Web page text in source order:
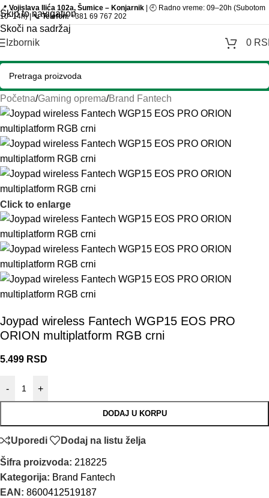
Skip to navigation
Skoči na sadržaj
📍Vojislava Ilića 102a, Šumice – Konjarnik | 🕘 Radno vreme: 09–20h (Subotom
10–14h) | 📞Telefon:+381 69 767 202
Izbornik 0
Početna/Gaming oprema/Brand Fantech
Click to enlarge
Joypad wireless Fantech WGP15 EOS PRO
ORION multiplatform RGB crni
5.499 RSD
- +
DODAJ U KORPU
Uporedi Dodaj na listu želja
Šifra proizvoda: 218225
Kategorija: Brand Fantech
EAN: 8600412519187